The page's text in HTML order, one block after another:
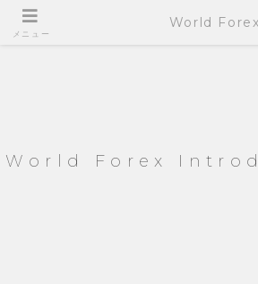
World Forex
メニュー
World